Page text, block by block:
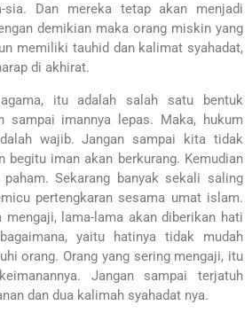
sia. Dan mereka tetap akan menjadi
demikian maka orang miskin yang
memiliki tauhid dan kalimat syahadat,
di akhirat.
itu adalah salah satu bentuk
sampai imannya lepas. Maka, hukum
wajib. Jangan sampai kita tidak
begitu iman akan berkurang. Kemudian
Sekarang banyak sekali saling
pertengkaran sesama umat islam.
mengaji, lama-lama akan diberikan hati
yaitu hatinya tidak mudah
orang. Orang yang sering mengaji, itu
Jangan sampai terjatuh
dan dua kalimah syahadat nya.